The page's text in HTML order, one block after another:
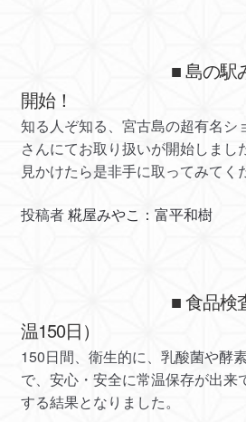
■ 島の駅
開始！
知る人ぞ知る、宮古島の超有名シ
さんにてお取り扱いが開始しまし
見かけたら是非手に取ってみてく
投稿者糀屋みやこ：富平和樹
■ 食品検
温150日）
150日間、衛生的に、乳酸菌や酵
で、安心・安全に常温保存が出来
する結果となりました。